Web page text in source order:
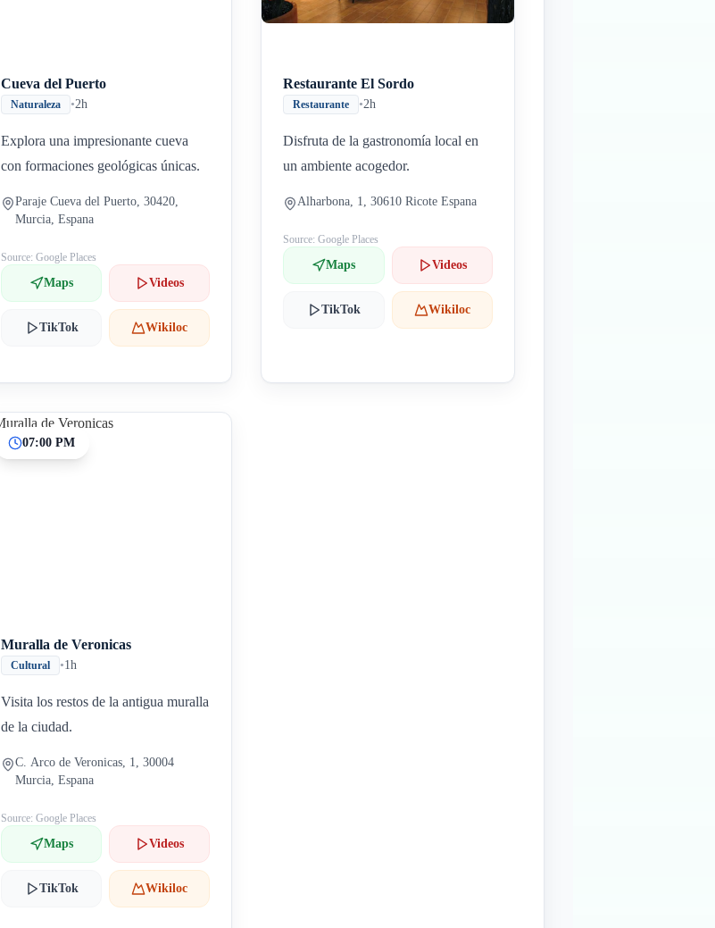
Cueva del Puerto
Naturaleza •2h
Explora una impresionante cueva
con formaciones geológicas únicas.
Paraje Cueva del Puerto, 30420,
Murcia, Espana
Source: Google Places
Maps Videos
TikTok Wikiloc
Restaurante El Sordo
Restaurante •2h
Disfruta de la gastronomía local en
un ambiente acogedor.
Alharbona, 1, 30610 Ricote Espana
Source: Google Places
Maps Videos
TikTok Wikiloc
07:00 PM
Muralla de Veronicas
Cultural •1h
Visita los restos de la antigua muralla
de la ciudad.
C. Arco de Veronicas, 1, 30004
Murcia, Espana
Source: Google Places
Maps Videos
TikTok Wikiloc